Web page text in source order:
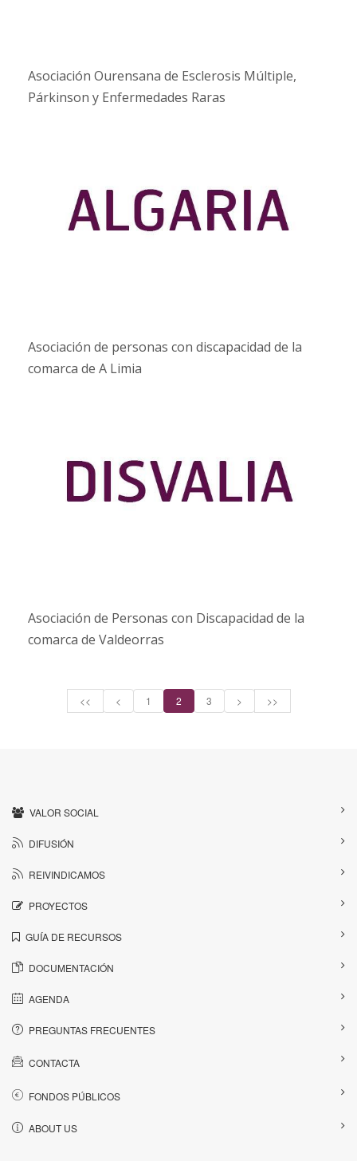
Asociación Ourensana de Esclerosis Múltiple,
Párkinson y Enfermedades Raras
Asociación de personas con discapacidad de la
comarca de A Limia
Asociación de Personas con Discapacidad de la
comarca de Valdeorras
<< < 1 2 3 > >>
VALOR SOCIAL
DIFUSIÓN
REIVINDICAMOS
PROYECTOS
GUÍA DE RECURSOS
DOCUMENTACIÓN
AGENDA
PREGUNTAS FRECUENTES
CONTACTA
FONDOS PÚBLICOS
ABOUT US